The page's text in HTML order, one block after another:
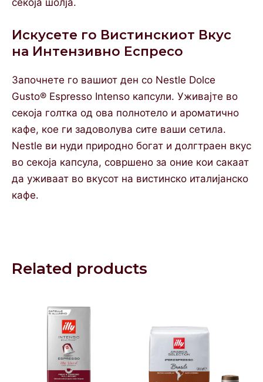
секоја шолја.
Искусете го Вистинскиот Вкус
на Интензивно Еспресо
Започнете го вашиот ден со Nestle Dolce
Gusto® Espresso Intenso капсули. Уживајте во
секоја голтка од ова полнотело и ароматично
кафе, кое ги задоволува сите ваши сетила.
Nestle ви нуди природно богат и долгтраен вкус
во секоја капсула, совршено за оние кои сакаат
да уживаат во вкусот на вистинско италијанско
кафе.
Related products